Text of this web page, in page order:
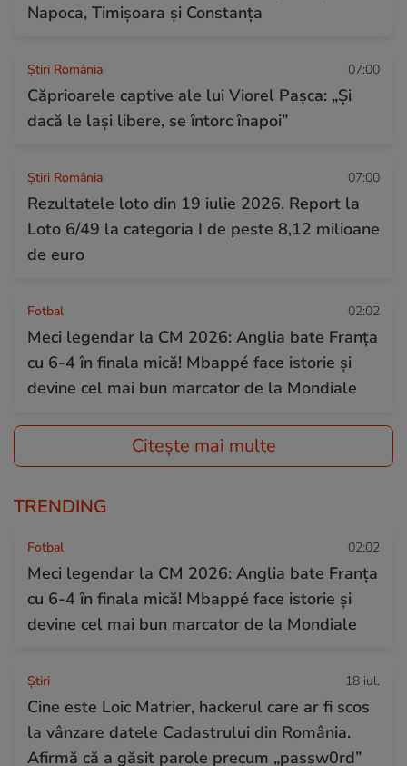
Napoca, Timișoara și Constanța
Știri România 07:00
Căprioarele captive ale lui Viorel Paşca: „Şi
dacă le laşi libere, se întorc înapoi”
Știri România 07:00
Rezultatele loto din 19 iulie 2026. Report la
Loto 6/49 la categoria I de peste 8,12 milioane
de euro
Fotbal 02:02
Meci legendar la CM 2026: Anglia bate Franța
cu 6-4 în finala mică! Mbappé face istorie și
devine cel mai bun marcator de la Mondiale
Citește mai multe
TRENDING
Fotbal 02:02
Meci legendar la CM 2026: Anglia bate Franța
cu 6-4 în finala mică! Mbappé face istorie și
devine cel mai bun marcator de la Mondiale
Ştiri 18 iul.
Cine este Loic Matrier, hackerul care ar fi scos
la vânzare datele Cadastrului din România.
Afirmă că a găsit parole precum „passw0rd”